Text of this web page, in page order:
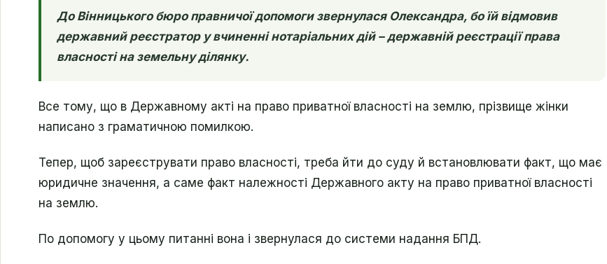
До Вінницького бюро правничої допомоги звернулася Олександра, бо їй відмовив
державний реєстратор у вчиненні нотаріальних дій – державній реєстрації права
власності на земельну ділянку.
Все тому, що в Державному акті на право приватної власності на землю, прізвище жінки
написано з граматичною помилкою.
Тепер, щоб зареєструвати право власності, треба йти до суду й встановлювати факт, що має
юридичне значення, а саме факт належності Державного акту на право приватної власності
на землю.
По допомогу у цьому питанні вона і звернулася до системи надання БПД.